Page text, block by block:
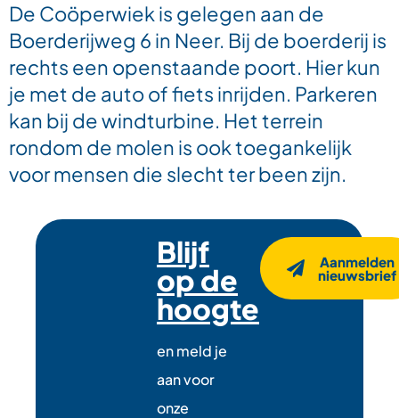
De Coöperwiek is gelegen aan de
Boerderijweg 6 in Neer. Bij de boerderij is
rechts een openstaande poort. Hier kun
je met de auto of fiets inrijden. Parkeren
kan bij de windturbine. Het terrein
rondom de molen is ook toegankelijk
voor mensen die slecht ter been zijn.
Blijf
op de
hoogte
en meld je
aan voor
onze
Aanmelden
nieuwsbrief